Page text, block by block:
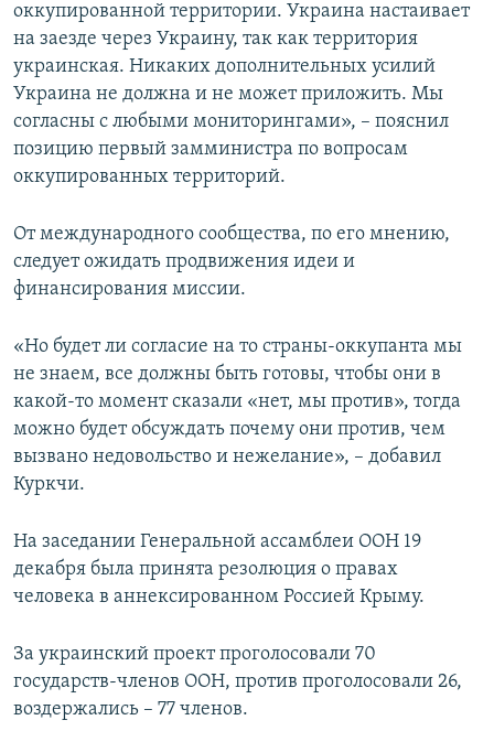
оккупированной территории. Украина настаивает
на заезде через Украину, так как территория
украинская. Никаких дополнительных усилий
Украина не должна и не может приложить. Мы
согласны с любыми мониторингами», – пояснил
позицию первый замминистра по вопросам
оккупированных территорий.
От международного сообщества, по его мнению,
следует ожидать продвижения идеи и
финансирования миссии.
«Но будет ли согласие на то страны-оккупанта мы
не знаем, все должны быть готовы, чтобы они в
какой-то момент сказали «нет, мы против», тогда
можно будет обсуждать почему они против, чем
вызвано недовольство и нежелание», – добавил
Куркчи.
На заседании Генеральной ассамблеи ООН 19
декабря была принята резолюция о правах
человека в аннексированном Россией Крыму.
За украинский проект проголосовали 70
государств-членов ООН, против проголосовали 26,
воздержались – 77 членов.